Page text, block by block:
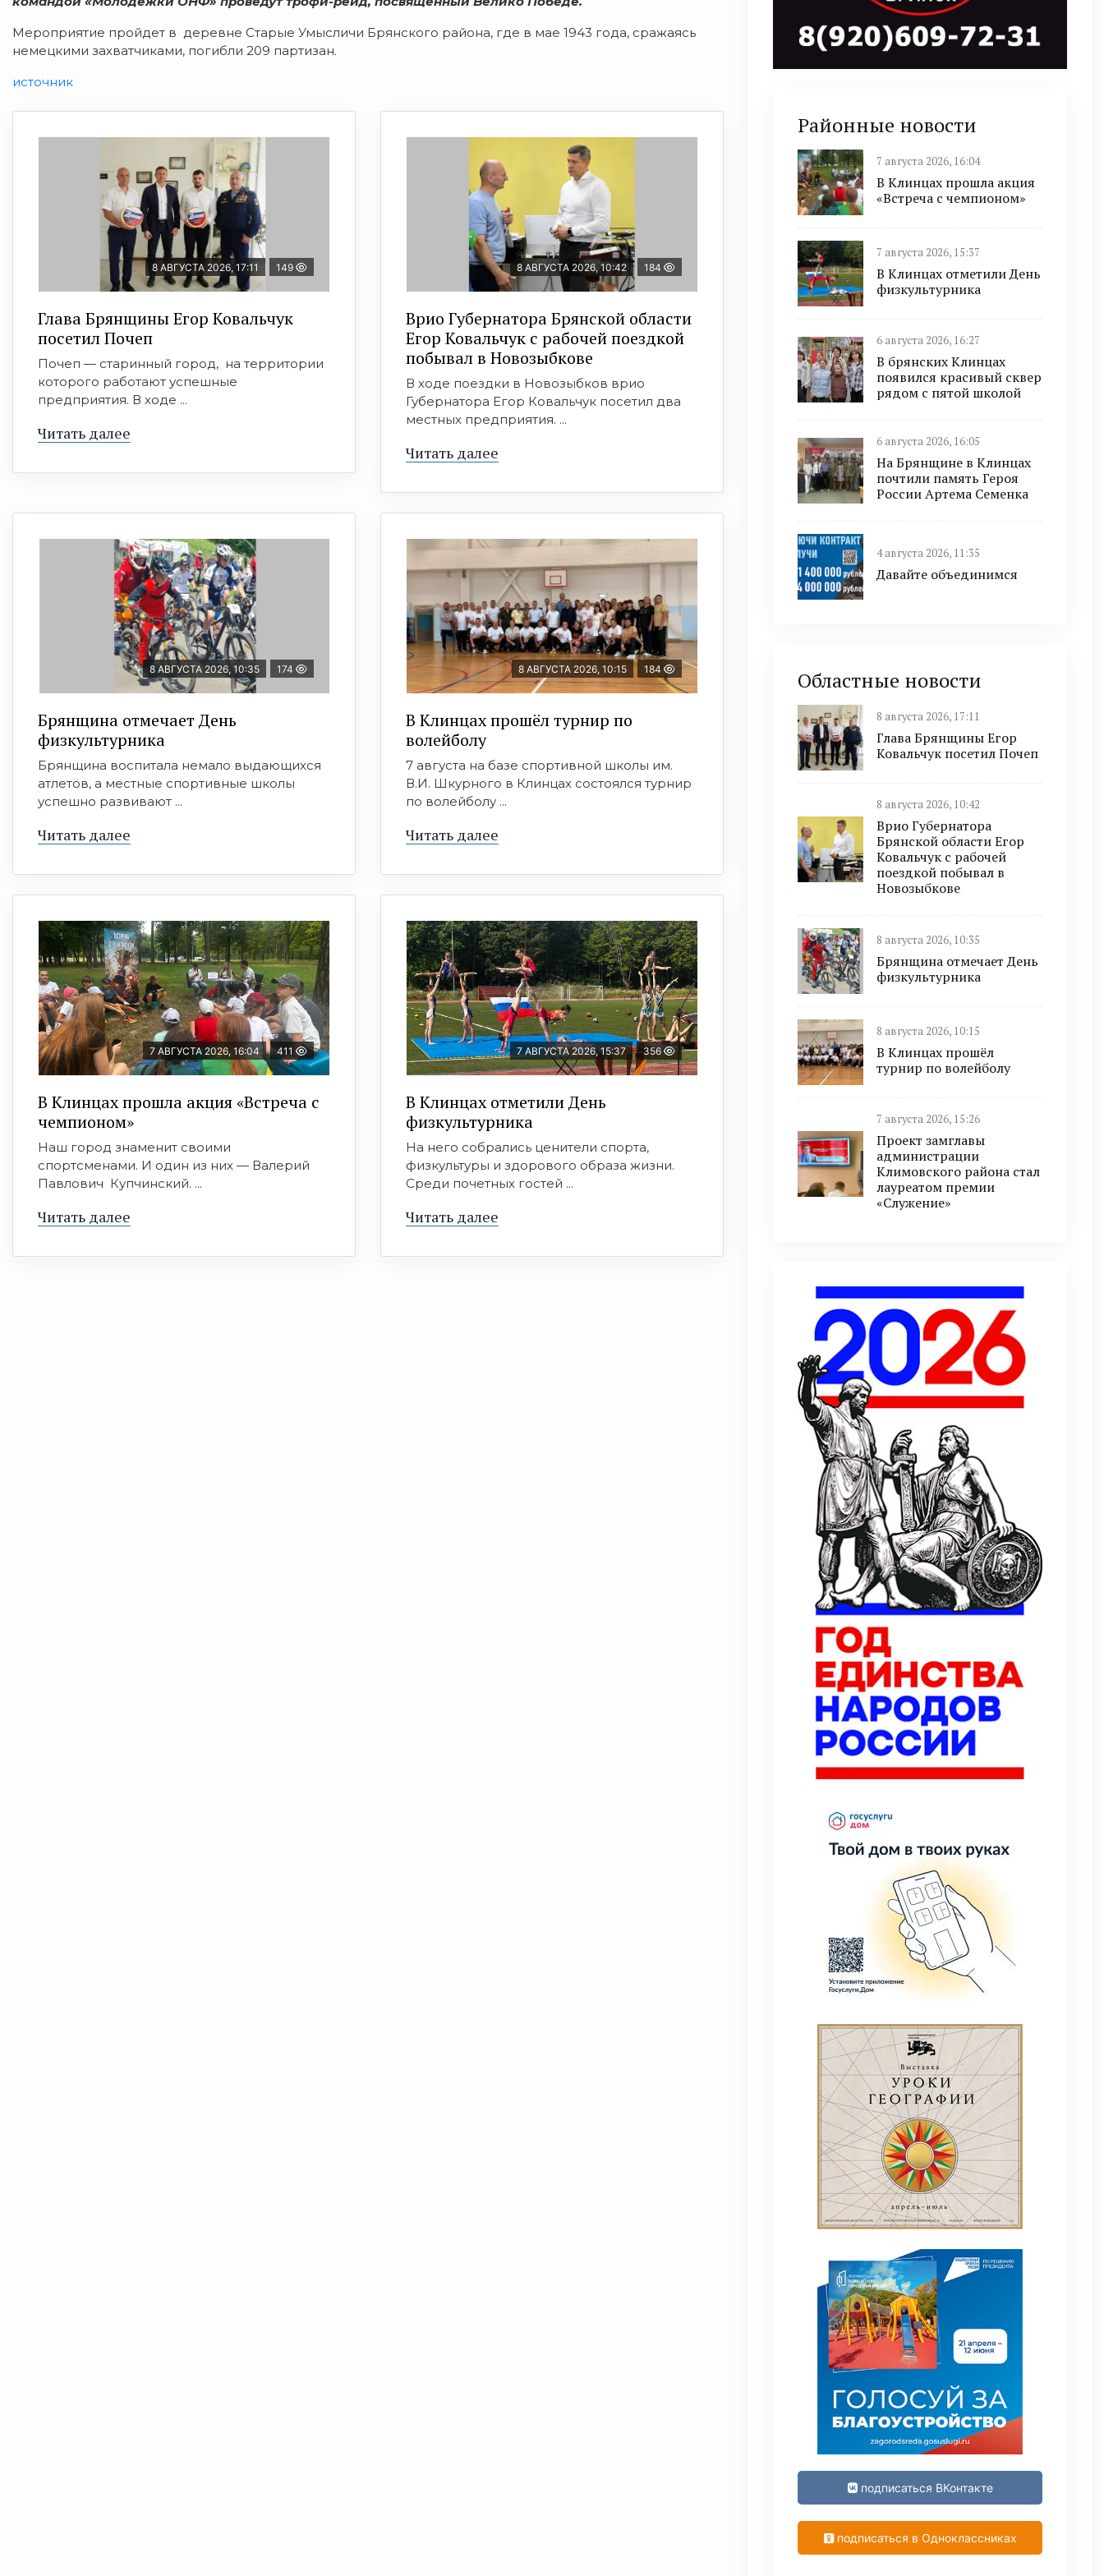
Мероприятие пройдет в деревне Старые Умысличи Брянского района, где в мае 1943 года, сражаясь
немецкими захватчиками, погибли 209 партизан.
источник
8 АВГУСТА 2026, 17:11 149
Глава Брянщины Егор Ковальчук
посетил Почеп
Почеп — старинный город, на территории
которого работают успешные
предприятия. В ходе ...
Читать далее
8 АВГУСТА 2026, 10:42 184
Врио Губернатора Брянской области
Егор Ковальчук с рабочей поездкой
побывал в Новозыбкове
В ходе поездки в Новозыбков врио
Губернатора Егор Ковальчук посетил два
местных предприятия. ...
Читать далее
8 АВГУСТА 2026, 10:35 174
Брянщина отмечает День
физкультурника
Брянщина воспитала немало выдающихся
атлетов, а местные спортивные школы
успешно развивают ...
Читать далее
8 АВГУСТА 2026, 10:15 184
В Клинцах прошёл турнир по
волейболу
7 августа на базе спортивной школы им.
В.И. Шкурного в Клинцах состоялся турнир
по волейболу ...
Читать далее
7 АВГУСТА 2026, 16:04 411
В Клинцах прошла акция «Встреча с
чемпионом»
Наш город знаменит своими
спортсменами. И один из них — Валерий
Павлович Купчинский. ...
Читать далее
7 АВГУСТА 2026, 15:37 356
В Клинцах отметили День
физкультурника
На него собрались ценители спорта,
физкультуры и здорового образа жизни.
Среди почетных гостей ...
Читать далее
Районные новости
7 августа 2026, 16:04
В Клинцах прошла акция
«Встреча с чемпионом»
7 августа 2026, 15:37
В Клинцах отметили День
физкультурника
6 августа 2026, 16:27
В брянских Клинцах
появился красивый сквер
рядом с пятой школой
6 августа 2026, 16:05
На Брянщине в Клинцах
почтили память Героя
России Артема Семенка
4 августа 2026, 11:35
Давайте объединимся
Областные новости
8 августа 2026, 17:11
Глава Брянщины Егор
Ковальчук посетил Почеп
8 августа 2026, 10:42
Врио Губернатора
Брянской области Егор
Ковальчук с рабочей
поездкой побывал в
Новозыбкове
8 августа 2026, 10:35
Брянщина отмечает День
физкультурника
8 августа 2026, 10:15
В Клинцах прошёл
турнир по волейболу
7 августа 2026, 15:26
Проект замглавы
администрации
Климовского района стал
лауреатом премии
«Служение»
подписаться ВКонтакте
подписаться в Одноклассниках